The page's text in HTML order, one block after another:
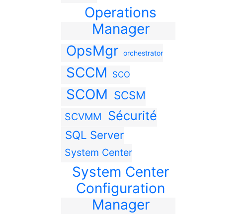
Operations
Manager
OpsMgr
orchestrator
SCCM SCO
SCOM SCSM
SCVMM Sécurité
SQL Server
System Center
System Center
Configuration
Manager